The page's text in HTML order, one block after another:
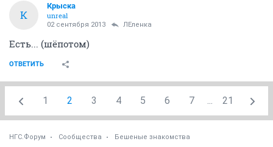
К
Крыска
unreal
02 сентября 2013 ЛЕленка
Есть... (шёпотом)
ОТВЕТИТЬ
1 2 3 4 5 6 7 ... 21
НГС.Форум Сообщества Бешеные знакомства